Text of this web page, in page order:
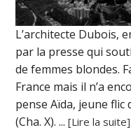
L’architecte Dubois,
par la presse qui
de femmes blondes.
France mais il n’a
pense Aïda, jeune flic
(Cha. X). ...[Lire la suite]